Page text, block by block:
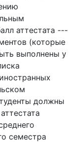
аттестата ---
(которые
выполнены у
должны
семестра